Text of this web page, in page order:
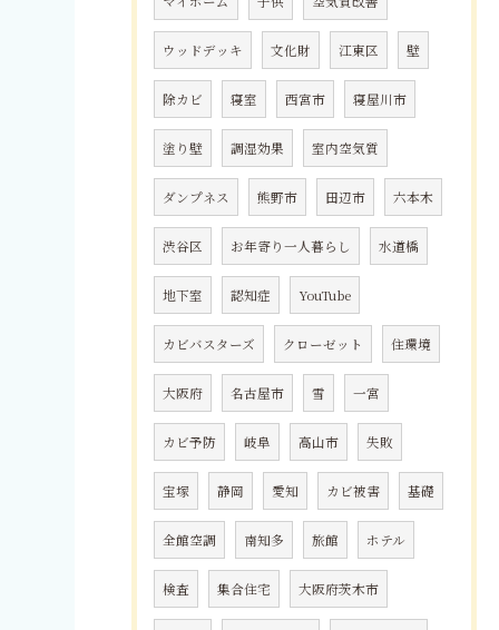
ウッドデッキ 文化財 江東区 壁
除カビ 寝室 西宮市 寝屋川市
塗り壁 調湿効果 室内空気質
ダンプネス 熊野市 田辺市 六本木
渋谷区 お年寄り一人暮らし 水道橋
地下室 認知症 YouTube
カビバスターズ クローゼット 住環境
大阪府 名古屋市 雪 一宮
カビ予防 岐阜 高山市 失敗
宝塚 静岡 愛知 カビ被害 基礎
全館空調 南知多 旅館 ホテル
検査 集合住宅 大阪府茨木市